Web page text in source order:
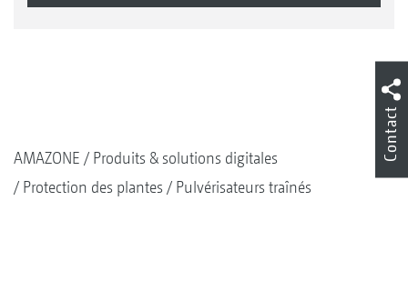
AMAZONE
Produits & solutions digitales
Protection des plantes
Pulvérisateurs traînés
Contact